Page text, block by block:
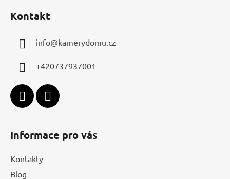
Kontakt
info@kamerydomu.cz
+420737937001
Informace pro vás
Kontakty
Blog